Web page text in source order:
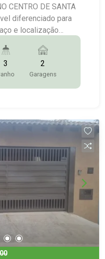
CENTRO DE SANTA
e localização
da cidade.
Cruz do Rio
de
Sala de jantar;
com armários
para a suíte
com 02 pias;
de acabamento;
01 suíte
serviço); Garagem
central
3 2
Garagens